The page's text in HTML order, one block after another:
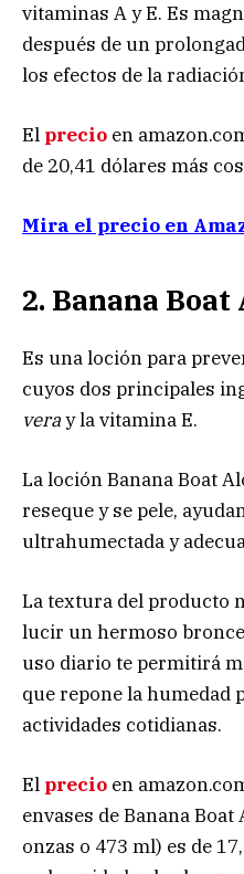
vitaminas A y E. Es
después de un
los efectos de la
El precio en
de 20,41 dólares más
Mira el precio en
2. Banana Boat
Es una loción para
cuyos dos principales
veray la vitamina E.
La loción Banana Boat
reseque y se pele,
ultrahumectada y
La textura del producto
lucir un hermoso
uso diario te permitirá
que repone la humedad
actividades cotidianas.
El precio en
envases de Banana Boat
onzas o 473 ml) es de